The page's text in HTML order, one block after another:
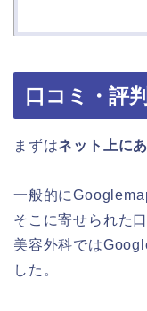
口コミ・評判
まずはネット上に
一般的に
そこに寄せられた
美容外科では
した。